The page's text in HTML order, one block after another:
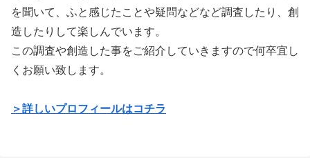
を聞いて、ふと感じたことや疑問などなど調査したり、創
造したりして楽しんでいます。
この調査や創造した事をご紹介していきますので何卒宜し
くお願い致します。
＞詳しいプロフィールはコチラ